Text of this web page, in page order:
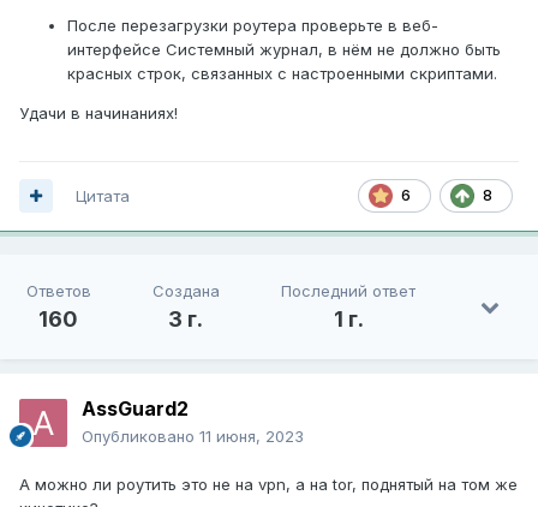
После перезагрузки роутера проверьте в веб-
интерфейсе Системный журнал, в нём не должно быть
красных строк, связанных с настроенными скриптами.
Удачи в начинаниях!
6 8
Цитата
Ответов
160
Создана
3 г.
Последний ответ
1 г.
AssGuard2
Опубликовано 11 июня, 2023
А можно ли роутить это не на vpn, а на tor, поднятый на том же